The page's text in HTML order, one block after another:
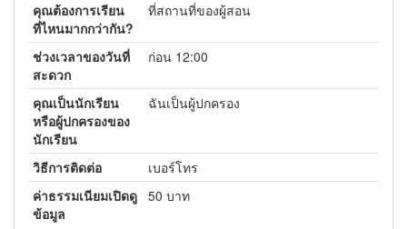
คุณต้องการเรียน
ที่ไหนมากกว่ากัน?
ที่สถานที่ของผู้สอน
ช่วงเวลาของวันที่
สะดวก
ก่อน 12:00
คุณเป็นนักเรียน
หรือผู้ปกครองของ
นักเรียน
ฉันเป็นผู้ปกครอง
วิธีการติดต่อ
เบอร์โทร
ค่าธรรมเนียมเปิดดู
ข้อมูล
50 บาท